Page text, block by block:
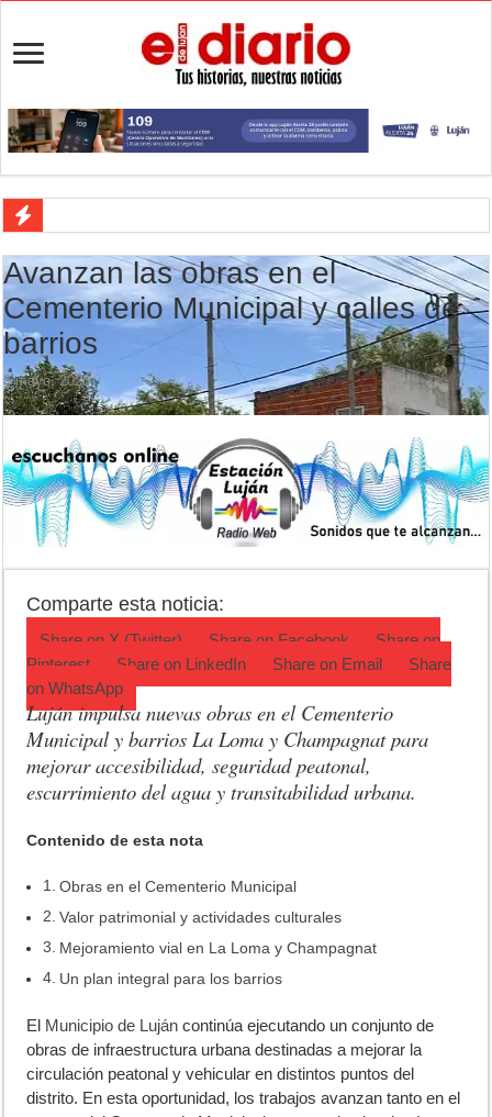
Crimen en el Lanusse: murió una mujer y detuvieron a su pareja
Actividades en Luján: qué hacer este fin de semana
Salud mental: Luján puso el bienestar emocional en el centro del
Turismo en Luján: las vacaciones de invierno impulsaron la
Ronda de Negocios: Luján reunió a pymes bonaerenses con
Campeonato TC JK: Diego Cordone se quedó con una gran victoria
Jubilación en Argentina: qué requisitos exige ANSES para acceder al
Opinión: Buscando una mejor educación ambiental
Avanzan las obras en el
Cementerio Municipal y calles de
barrios
8 mayo, 2026
Comparte esta noticia:
Share on X (Twitter) Share on Facebook
Share on
Pinterest
Share on LinkedIn Share on Email
Share
onWhatsApp
Luján impulsa nuevas obras en el Cementerio
Municipal y barrios La Loma y Champagnat para
mejorar accesibilidad, seguridad peatonal,
escurrimiento del agua y transitabilidad urbana.
Contenido de esta nota
Obras en el Cementerio Municipal
Valor patrimonial y actividades culturales
Mejoramiento vial en La Loma y Champagnat
Un plan integral para los barrios
E Municipio de Luján continúa ejecutando un conjunto de
obras de infraestructura urbana destinadas a mejorar la
circulación peatonal y vehicular en distintos puntos del
distrito. En esta oportunidad, los trabajos avanzan tanto en el